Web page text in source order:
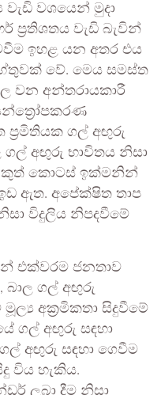
වැඩි වශයෙන් මුදා
ප්‍රතිශතය වැඩි බැවින්
ඉහළ යන අතර එය
වේ. මෙය සමස්ත
වන අන්තරායකාරී
ගල් අඟුරු
ගල් අඟුරු භාවිතය නිසා
කොටස් ඉක්මනින්
ඇත. අපේක්ෂිත තාප
විදුලිය නිපදවීමේ
එක්වරම ජනතාව
බාල ගල් අඟුරු
අක්‍රමිකතා සිදුවීමේ
ගල් අඟුරු සඳහා
අඟුරු සඳහා ගෙවීම
විය හැකිය.
ලබා දීම නිසා